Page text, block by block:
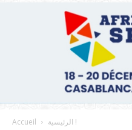
Accueil الرئيسية !